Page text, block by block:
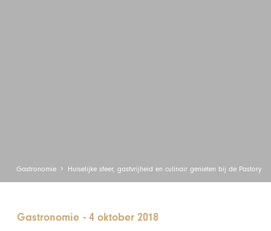
Gastronomie Huiselijke sfeer, gastvrijheid en culinair genieten bij de Pastory
Gastronomie -4 oktober 2018